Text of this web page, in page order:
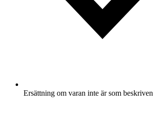
Ersättning om varan inte är som beskriven